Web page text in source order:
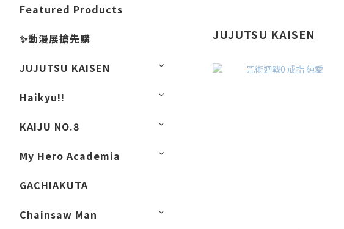
Featured Products
✨動漫展搶先購
JUJUTSU KAISEN
Haikyu!!
KAIJU NO.8
My Hero Academia
GACHIAKUTA
Chainsaw Man
JUJUTSU KAISEN